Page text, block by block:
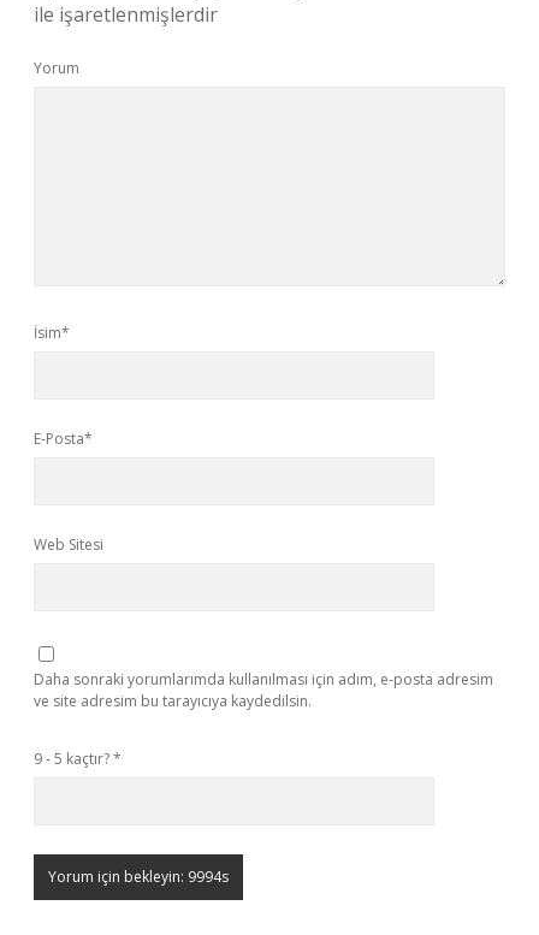
ile işaretlenmişlerdir
Yorum
İsim*
E-Posta*
Web Sitesi
Daha sonraki yorumlarımda kullanılması için adım, e-posta adresim
ve site adresim bu tarayıcıya kaydedilsin.
9 - 5 kaçtır?*